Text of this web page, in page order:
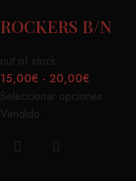
ROCKERS B/N
out of stock
15,00€ - 20,00€
Seleccionar opciones
Vendido